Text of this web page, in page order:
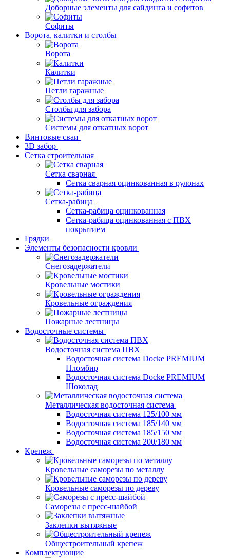
Доборные элементы для сайдинга и софитов
Софиты
Ворота, калитки и столбы
Ворота
Калитки
Петли гаражные
Столбы для забора
Системы для откатных ворот
Винтовые сваи
3D забор
Сетка строительная
Сетка сварная
Сетка сварная оцинкованная в рулонах
Сетка-рабица
Сетка-рабица оцинкованная
Сетка-рабица оцинкованная с ПВХ
покрытием
Грядки
Элементы безопасности кровли
Снегозадержатели
Кровельные мостики
Кровельные ограждения
Пожарные лестницы
Водосточные системы
Водосточная система ПВХ
Водосточная система Docke PREMIUM
Пломбир
Водосточная система Docke PREMIUM
Шоколад
Металлическая водосточная система
Водосточная система 125/100 мм
Водосточная система 185/140 мм
Водосточная система 185/150 мм
Водосточная система 200/180 мм
Крепеж
Кровельные саморезы по металлу
Кровельные саморезы по дереву
Саморезы с пресс-шайбой
Заклепки вытяжные
Общестроительный крепеж
Комплектующие